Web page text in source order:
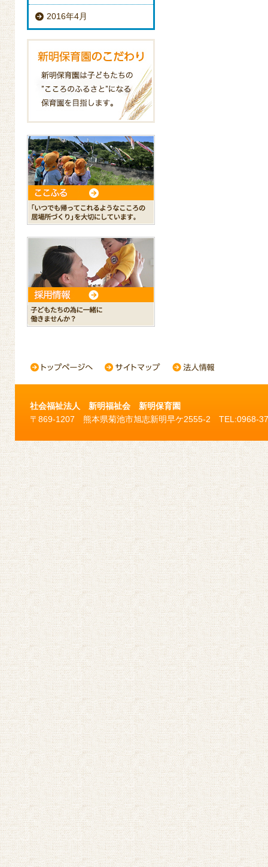
2016年4月
社会福祉法人 新明福祉会 新明保育園
〒869-1207 熊本県菊池市旭志新明早ケ2555-2 TEL:0968-